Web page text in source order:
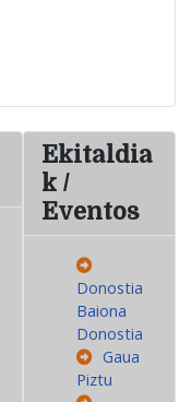
Ekitaldia
k /
Eventos
Donostia
Baiona
Donostia
Gaua
Piztu